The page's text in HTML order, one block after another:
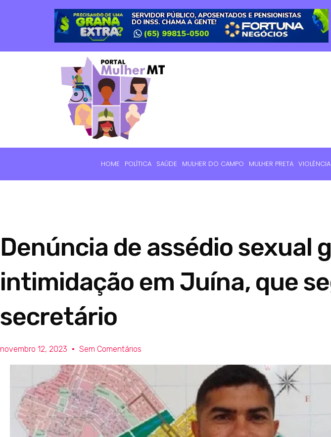
HOME POLÍTICA SAÚDE MULHER DO CAMPO MULHER PRETA VIOLÊNCIA
Denúncia de assédio sexual
intimidação em Juína, que
secretário
novembro 12, 2023 Sem Comentários